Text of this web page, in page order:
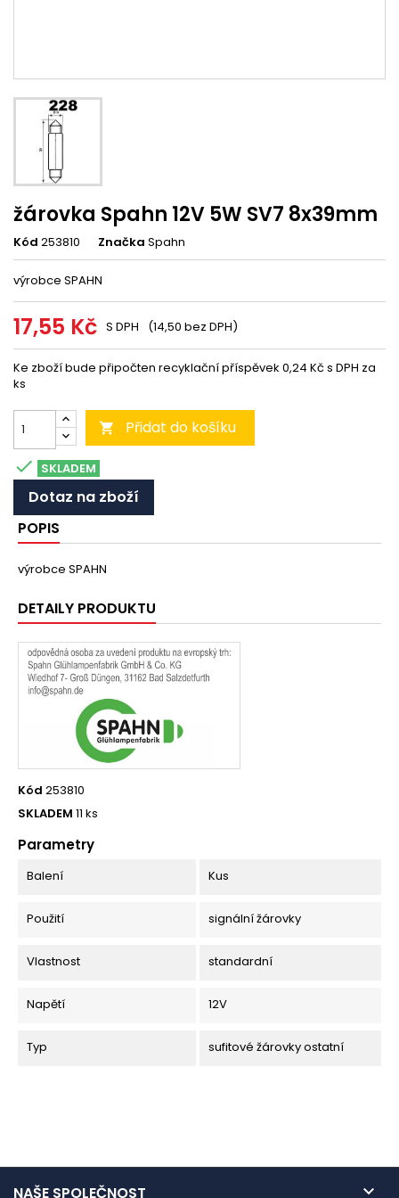
žárovka Spahn 12V 5W SV7 8x39mm
Kód 253810 Značka Spahn
výrobce SPAHN
17,55 Kč S DPH (14,50 bez DPH)
Ke zboží bude připočten recyklační příspěvek 0,24 Kč s DPH za
ks
 Přidat do košíku
 SKLADEM
Dotaz na zboží
POPIS
výrobce SPAHN
DETAILY PRODUKTU
Kód 253810
SKLADEM 11 ks
Parametry
Balení Kus
Použití signální žárovky
Vlastnost standardní
Napětí 12V
Typ sufitové žárovky ostatní
NAŠE SPOLEČNOST 